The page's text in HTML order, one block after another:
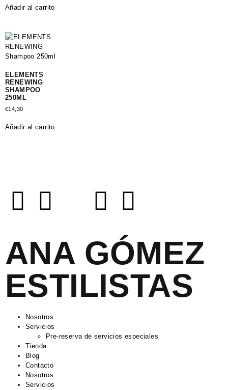
Añadir al carrito
ELEMENTS
RENEWING
SHAMPOO
250ML
€14,30
Añadir al carrito
ANA GÓMEZ
ESTILISTAS
Nosotros
Servicios
Pre-reserva de servicios especiales
Tienda
Blog
Contacto
Nosotros
Servicios